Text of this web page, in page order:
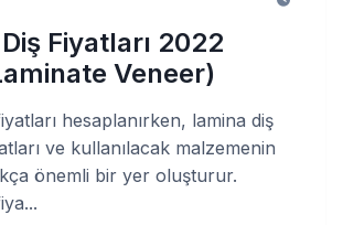
Fiyatları 2022
Veneer)
hesaplanırken, lamina diş
ve kullanılacak malzemenin
önemli bir yer oluşturur.